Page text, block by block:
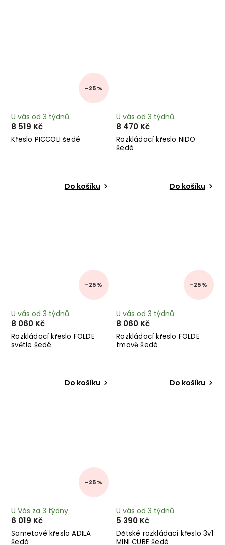
–25 %
Křeslo PICCOLI šedé
U vás od 3 týdnů.
8 519 Kč
Do košíku
Rozkládací křeslo NIDO
šedé
U vás od 3 týdnů
8 470 Kč
Do košíku
–25 %
Rozkládací křeslo FOLDE
světle šedé
U vás od 3 týdnů
8 060 Kč
Do košíku
–25 %
Rozkládací křeslo FOLDE
tmavě šedé
U vás od 3 týdnů
8 060 Kč
Do košíku
–25 %
Sametové křeslo ADILA
šedá
U Vás za 3 týdny
6 019 Kč
Dětské rozkládací křeslo 3v1
MINI CUBE šedé
U vás od 3 týdnů
5 390 Kč